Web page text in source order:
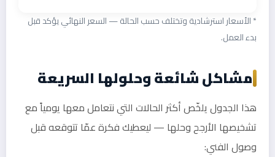
* الأسعار استرشادية وتختلف حسب الحالة — السعر النهائي يؤكد قبل
بدء العمل.
مشاكل شائعة وحلولها السريعة
هذا الجدول يلخّص أكثر الحالات التي نتعامل معها يومياً مع
تشخيصها الأرجح وحلها — ليعطيك فكرة عمّا تتوقعه قبل
وصول الفني: